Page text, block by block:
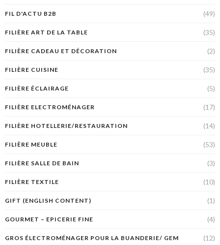
FIL D'ACTU B2B (49)
FILIÈRE ART DE LA TABLE (35)
FILIÈRE CADEAU ET DÉCORATION (2)
FILIÈRE CUISINE (35)
FILIÈRE ÉCLAIRAGE (5)
FILIÈRE ELECTROMÉNAGER (17)
FILIÈRE HOTELLERIE/RESTAURATION (14)
FILIÈRE MEUBLE (53)
FILIÈRE SALLE DE BAIN (3)
FILIÈRE TEXTILE (10)
GIFT (ENGLISH CONTENT) (1)
GOURMET – EPICERIE FINE (4)
GROS ÉLECTROMÉNAGER POUR LA BUANDERIE/ GEM (12)